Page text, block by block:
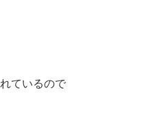
ているので